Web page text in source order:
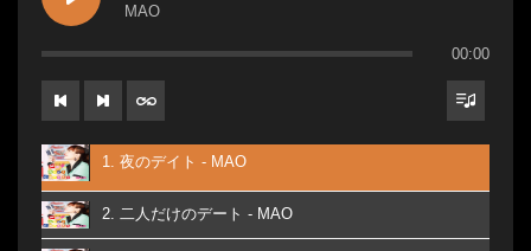
MAO
00:00
1. 夜のデイト - MAO
2. 二人だけのデート - MAO